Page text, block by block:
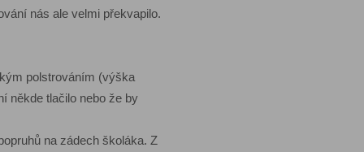
nás ale velmi překvapilo.
polstrováním (výška
někde tlačilo nebo že by
na zádech školáka. Z